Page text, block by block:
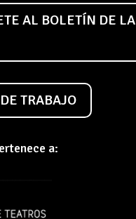
AL BOLETÍN DE LA
TRABAJO
a: